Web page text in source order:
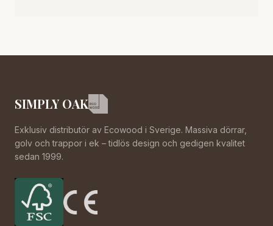
SIMPLY OAK
Exklusiv distributör av Ecowood i Sverige. Massiva dörrar,
golv och trappor i ek – tidlös design och gedigen kvalitet
sedan 1999.